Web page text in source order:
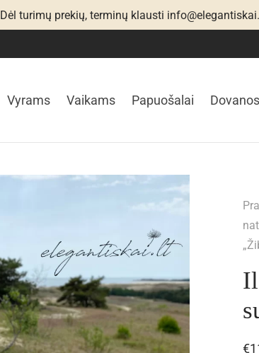
Dėl turimų prekių, terminų klausti
Vyrams Vaikams Papuošalai Dovanos
€